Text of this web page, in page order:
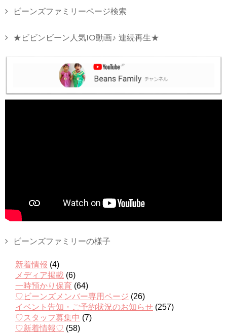
ビーンズファミリーページ検索
★ビビンビーン人気10動画♪ 連続再生★
ビーンズファミリーの様子
新着情報 (4)
メディア掲載 (6)
一時預かり保育 (64)
♡ビーンズメンバー専用ページ (26)
イベント告知・ご予約状況のお知らせ (257)
♡スタッフ募集中 (7)
♡新着情報♡ (58)